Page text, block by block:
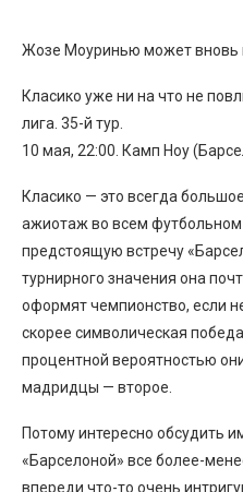
Жозе Моуринью может вновь
Класико уже ни на что не
лига. 35-й тур.
10 мая, 22:00. Камп Ноу
Класико — это всегда
ажиотаж во всем футбольном
предстоящую встречу
турнирного значения она
оформят чемпионство, если
скорее символическая
процентной вероятностью
мадридцы — второе.
Потому интересно обсудить
«Барселоной» все более-
впереди что-то очень